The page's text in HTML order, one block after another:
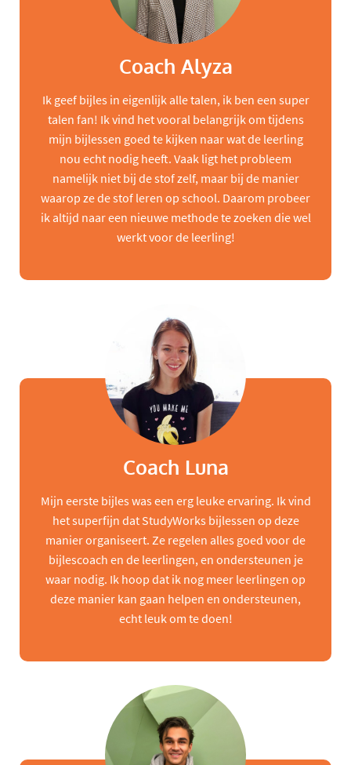
Coach Alyza
Ik geef bijles in eigenlijk alle talen, ik ben een super
talen fan! Ik vind het vooral belangrijk om tijdens
mijn bijlessen goed te kijken naar wat de leerling
nou echt nodig heeft. Vaak ligt het probleem
namelijk niet bij de stof zelf, maar bij de manier
waarop ze de stof leren op school. Daarom probeer
ik altijd naar een nieuwe methode te zoeken die wel
werkt voor de leerling!
Coach Luna
Mijn eerste bijles was een erg leuke ervaring. Ik vind
het superfijn dat StudyWorks bijlessen op deze
manier organiseert. Ze regelen alles goed voor de
bijlescoach en de leerlingen, en ondersteunen je
waar nodig. Ik hoop dat ik nog meer leerlingen op
deze manier kan gaan helpen en ondersteunen,
echt leuk om te doen!